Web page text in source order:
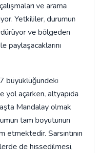
ve arama
Yetkililer, durumun
ve bölgeden
paylaşacaklarını
büyüklüğündeki
yol açarken, altyapıda
Mandalay olmak
tam boyutunun
etmektedir. Sarsıntının
de hissedilmesi,